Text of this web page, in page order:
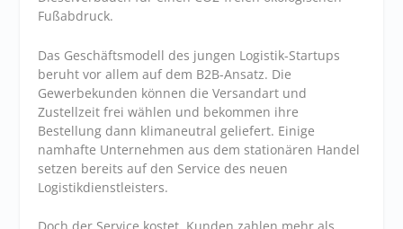
Fußabdruck.
Das Geschäftsmodell des jungen Logistik-Startups
beruht vor allem auf dem B2B-Ansatz. Die
Gewerbekunden können die Versandart und
Zustellzeit frei wählen und bekommen ihre
Bestellung dann klimaneutral geliefert. Einige
namhafte Unternehmen aus dem stationären Handel
setzen bereits auf den Service des neuen
Logistikdienstleisters.